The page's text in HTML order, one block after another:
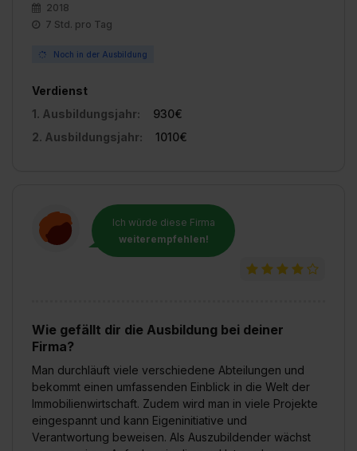
2018
7 Std. pro Tag
Noch in der Ausbildung
Verdienst
1. Ausbildungsjahr:
930€
2. Ausbildungsjahr:
1010€
Ich würde diese Firma
weiterempfehlen!
Wie gefällt dir die Ausbildung bei deiner
Firma?
Man durchläuft viele verschiedene Abteilungen und
bekommt einen umfassenden Einblick in die Welt der
Immobilienwirtschaft. Zudem wird man in viele Projekte
eingespannt und kann Eigeninitiative und
Verantwortung beweisen. Als Auszubildender wächst